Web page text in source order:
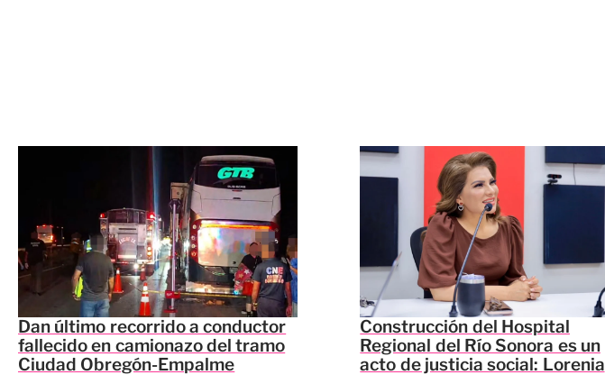
Dan último recorrido a conductor
fallecido en camionazo del tramo
Ciudad Obregón-Empalme
Construcción del Hospital
Regional del Río Sonora es un
acto de justicia social: Lorenia